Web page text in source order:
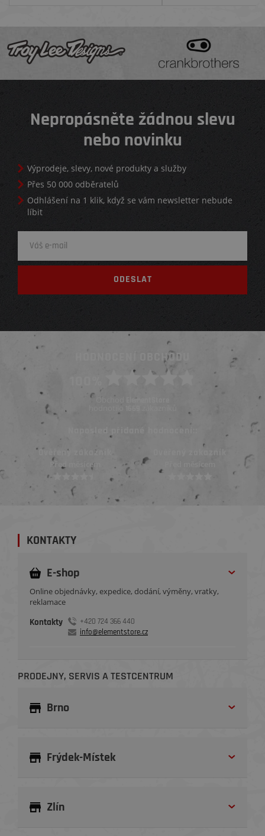
Nepropásněte žádnou slevu
nebo novinku
Výprodeje, slevy, nové produkty a služby
Přes 50 000 odběratelů
Odhlášení na 1 klik, když se vám newsletter nebude
líbit
HODNOCENÍ OBCHODU
Obchod ElementStore
hodnotilo
Naposled přidané hodnocení::
Ověřený zákazník
Před měsícem
KONTAKTY
E-shop
Online objednávky, expedice, dodání, výměny, vratky,
reklamace
Kontakty
+420 724 366 440
info@elementstore.cz
PRODEJNY, SERVIS A TESTCENTRUM
Brno
Frýdek-Místek
Zlín